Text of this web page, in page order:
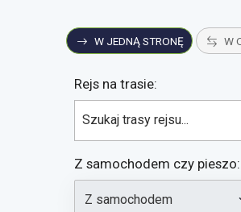
W JEDNĄ STRONĘ W
Rejs na trasie:
Szukaj trasy rejsu...
Z samochodem czy pieszo: